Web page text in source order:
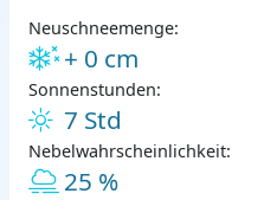
Neuschneemenge:
+ 0 cm
Sonnenstunden:
7 Std
Nebelwahrscheinlichkeit:
25 %